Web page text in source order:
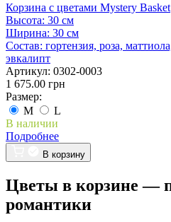
Корзина с цветами Mystery Basket
Высота: 30 см
Ширина: 30 см
Состав: гортензия, роза,
эвкалипт
Артикул: 0302-0003
1 675.00 грн
Размер:
M
L
В наличии
Подробнее
В корзину
Цветы в корзине —
романтики